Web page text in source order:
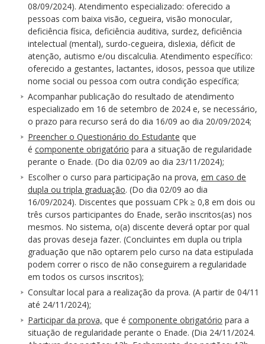
08/09/2024). Atendimento especializado: oferecido a
pessoas com baixa visão, cegueira, visão monocular,
deficiência física, deficiência auditiva, surdez, deficiência
intelectual (mental), surdo-cegueira, dislexia, déficit de
atenção, autismo e/ou discalculia. Atendimento específico:
oferecido a gestantes, lactantes, idosos, pessoa que utilize
nome social ou pessoa com outra condição específica;
Acompanhar publicação do resultado de atendimento
especializado em 16 de setembro de 2024 e, se necessário,
o prazo para recurso será do dia 16/09 ao dia 20/09/2024;
Preencher o Questionário do Estudante que
é componente obrigatório para a situação de regularidade
perante o Enade. (Do dia 02/09 ao dia 23/11/2024);
Escolher o curso para participação na prova, em caso de
dupla ou tripla graduação. (Do dia 02/09 ao dia
16/09/2024). Discentes que possuam CPk ≥ 0,8 em dois ou
três cursos participantes do Enade, serão inscritos(as) nos
mesmos. No sistema, o(a) discente deverá optar por qual
das provas deseja fazer. (Concluintes em dupla ou tripla
graduação que não optarem pelo curso na data estipulada
podem correr o risco de não conseguirem a regularidade
em todos os cursos inscritos);
Consultar local para a realização da prova. (A partir de 04/11
até 24/11/2024);
Participar da prova, que é componente obrigatório para a
situação de regularidade perante o Enade. (Dia 24/11/2024.